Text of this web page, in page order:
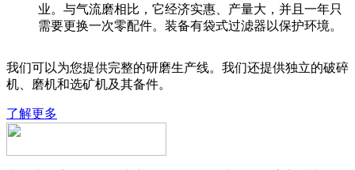
业。与气流磨相比，它经济实惠、产量大，并且一年只
需要更换一次零配件。装备有袋式过滤器以保护环境。
我们可以为您提供完整的研磨生产线。我们还提供独立的破碎
机、磨机和选矿机及其备件。
了解更多